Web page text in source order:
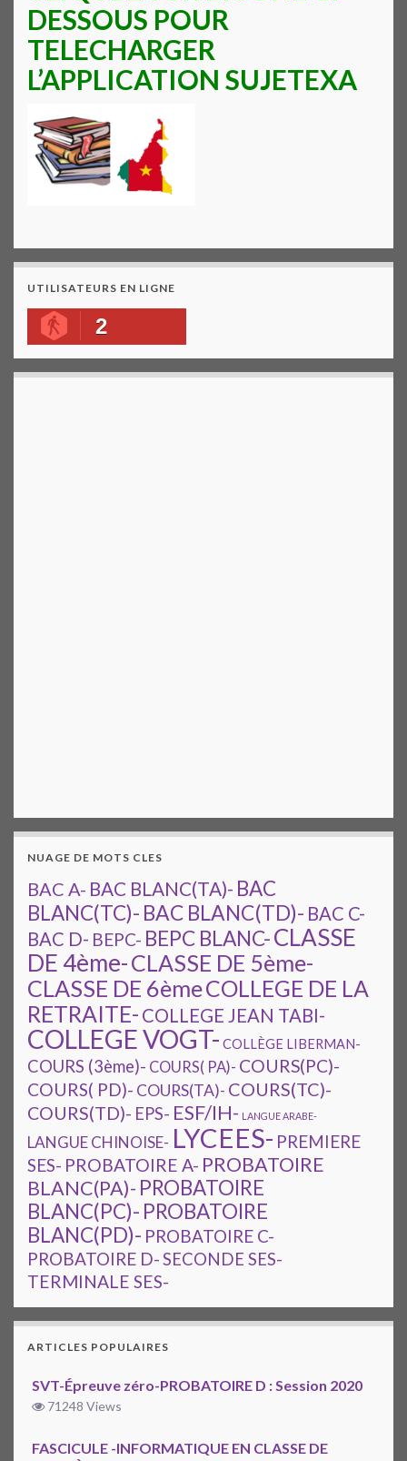
DESSOUS POUR
TELECHARGER
L’APPLICATION SUJETEXA
UTILISATEURS EN LIGNE
2
NUAGE DE MOTS CLES
BAC A- BAC BLANC(TA)- BAC
BLANC(TC)- BAC BLANC(TD)- BAC C-
BAC D- BEPC- BEPC BLANC-CLASSE
DE 4ème-CLASSE DE 5ème-
CLASSE DE 6èmeCOLLEGE DE LA
RETRAITE- COLLEGE JEAN TABI-
COLLEGE VOGT- COLLÈGE LIBERMAN-
COURS (3ème)- COURS( PA)- COURS(PC)-
COURS( PD)- COURS(TA)- COURS(TC)-
COURS(TD)- EPS- ESF/IH- LANGUE ARABE-
LANGUE CHINOISE- LYCEES- PREMIERE
SES- PROBATOIRE A- PROBATOIRE
BLANC(PA)- PROBATOIRE
BLANC(PC)- PROBATOIRE
BLANC(PD)- PROBATOIRE C-
PROBATOIRE D-SECONDE SES-
TERMINALE SES-
ARTICLES POPULAIRES
SVT-Épreuve zéro-PROBATOIRE D : Session 2020
71248 Views
FASCICULE -INFORMATIQUE EN CLASSE DE